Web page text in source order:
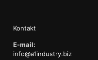
Kontakt
E-mail:
info@a1industry.biz